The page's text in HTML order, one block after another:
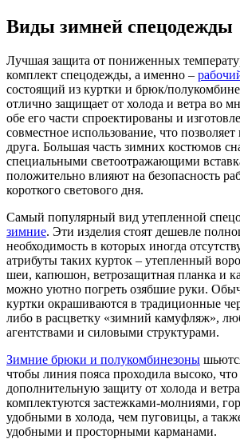
Виды зимней спецодежды
Лучшая защита от пониженных
комплект спецодежды, а именно –
состоящий из куртки и брюк/
отлично защищает от холода и ветра во
обе его части спроектированы и
совместное использование, что
друга. Большая часть зимних костюмов
специальными светоотражающими
положительно влияют на безопасность
короткого светового дня.
Самый популярный вид утепленной
зимние. Эти изделия стоят дешевле
необходимость в которых иногда
атрибуты таких курток – утепленный
шеи, капюшон, ветрозащитная планка и
можно уютно погреть озябшие руки.
куртки окрашиваются в традиционные
либо в расцветку «зимний камуфляж»,
агентствами и силовыми структурами.
Зимние брюки и полукомбинезоны
чтобы линия пояса проходила высоко, что
дополнительную защиту от холода и
комплектуются застежками-молниями,
удобными в холода, чем пуговицы, а
удобными и просторными карманами.